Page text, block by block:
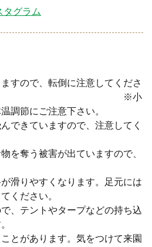
グラム
すので、転倒に注意してくださ
※小
調節にご注意下さい。
できていますので、注意してく
を奪う被害が出ていますので、
滑りやすくなります。足元には
ください。
、テントやタープなどの持ち込
とがあります。気をつけて来園